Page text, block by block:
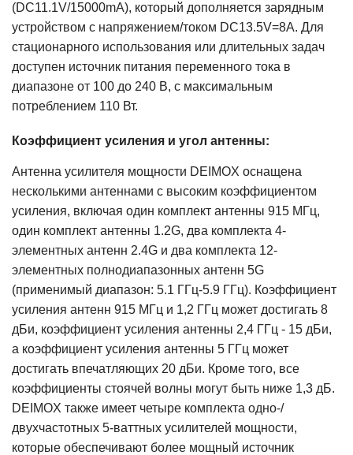
(DC11.1V/15000mA), который дополняется зарядным
устройством с напряжением/током DC13.5V=8A. Для
стационарного использования или длительных задач
доступен источник питания переменного тока в
диапазоне от 100 до 240 В, с максимальным
потреблением 110 Вт.
Коэффициент усиления и угол антенны:
Антенна усилителя мощности DEIMOX оснащена
несколькими антеннами с высоким коэффициентом
усиления, включая один комплект антенны 915 МГц,
один комплект антенны 1.2G, два комплекта 4-
элементных антенн 2.4G и два комплекта 12-
элементных полнодиапазонных антенн 5G
(применимый диапазон: 5.1 ГГц-5.9 ГГц). Коэффициент
усиления антенн 915 МГц и 1,2 ГГц может достигать 8
дБи, коэффициент усиления антенны 2,4 ГГц - 15 дБи,
а коэффициент усиления антенны 5 ГГц может
достигать впечатляющих 20 дБи. Кроме того, все
коэффициенты стоячей волны могут быть ниже 1,3 дБ.
DEIMOX также имеет четыре комплекта одно-/
двухчастотных 5-ваттных усилителей мощности,
которые обеспечивают более мощный источник